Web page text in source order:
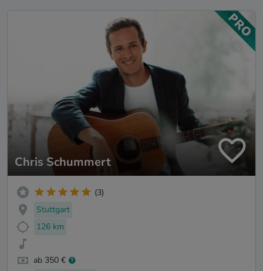
Chris Schummert
(3)
Stuttgart
126 km
ab 350 €